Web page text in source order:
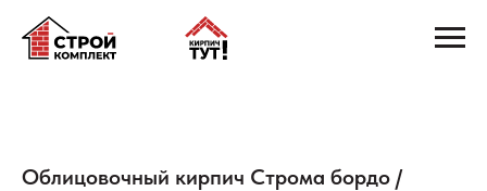
Облицовочный кирпич Строма бордо /